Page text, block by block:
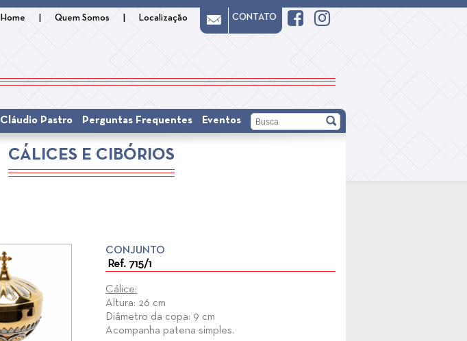
Home Quem Somos Localização CONTATO
Cláudio Pastro Perguntas Frequentes Eventos
CÁLICES E CIBÓRIOS
CONJUNTO
Ref. 715/1
Cálice:
Altura: 26 cm
Diâmetro da copa: 9 cm
Acompanha patena simples.